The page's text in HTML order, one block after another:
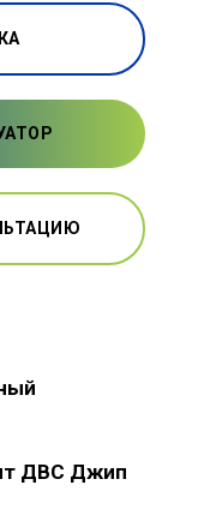
ДВС Джип